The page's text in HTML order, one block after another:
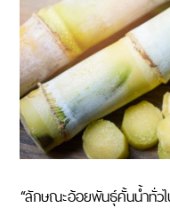
“ลักษณะอ้อยพันธุ์คั้นน้ำทั่ว